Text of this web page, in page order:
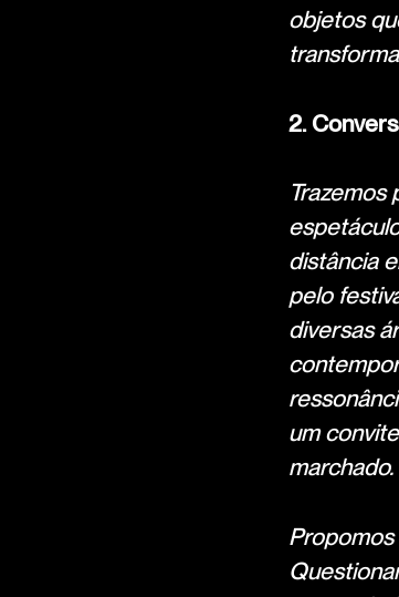
objetos
2.
Trazemos
distância
pelo
diversas
um
marchado.